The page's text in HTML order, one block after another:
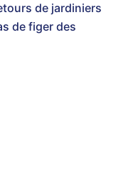
de jardiniers
de figer des